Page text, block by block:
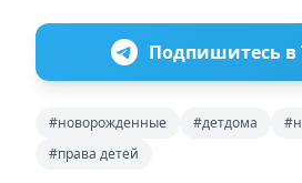
Подпишитесь в
#новорожденные #детдома
#права детей